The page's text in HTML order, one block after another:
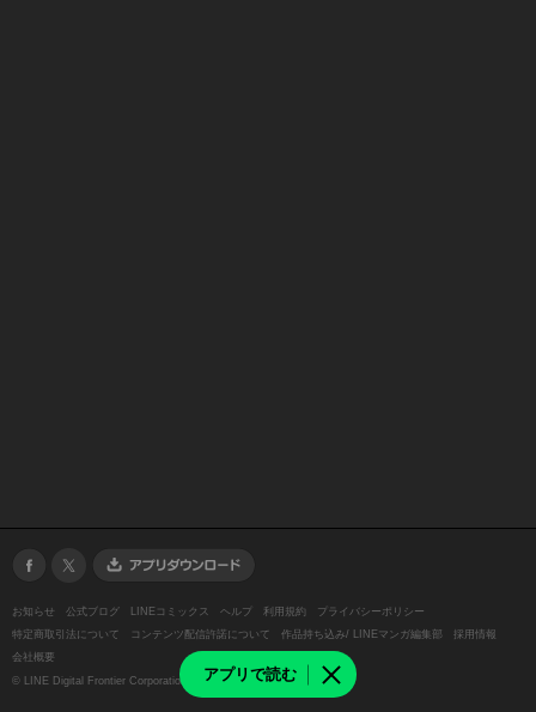
アプリで読む
お知らせ 公式ブログ LINEコミックス ヘルプ 利用規約
プライバシーポリシー
特定商取引法について
コンテンツ配信許諾について 作品持ち込み/ LINEマンガ編集部
採用情報
会社概要
© LINE Digital Frontier Corporation